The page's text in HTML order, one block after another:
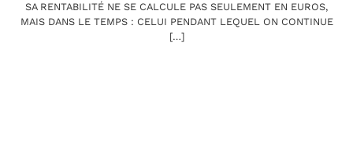
SA RENTABILITÉ NE SE CALCULE PAS SEULEMENT EN EUROS,
MAIS DANS LE TEMPS : CELUI PENDANT LEQUEL ON CONTINUE
[…]